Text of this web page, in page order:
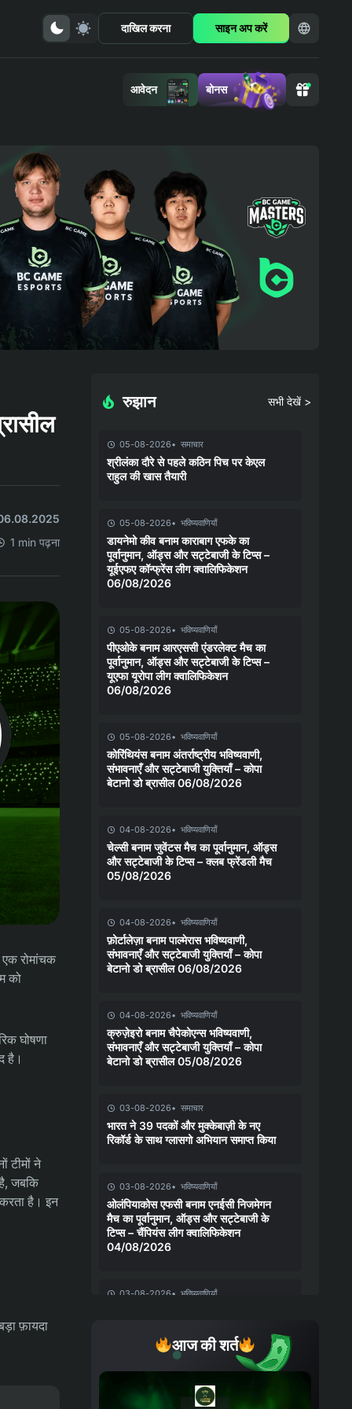
दाखिल करना साइन अप करें
आवेदन बोनस
06.08.2025
1 min पढ़ना
एक रोमांचक
को
घोषणा
है।
टीमों ने
जबकि
है। इन
फ़ायदा
रुझान सभी देखें >
05-08-2026 समाचार
श्रीलंका दौरे से पहले कठिन पिच पर केएल
राहुल की खास तैयारी
05-08-2026 भविष्यवाणियाँ
डायनेमो कीव बनाम काराबाग एफके का
पूर्वानुमान, ऑड्स और सट्टेबाजी के टिप्स –
यूईएफए कॉन्फ्रेंस लीग क्वालिफिकेशन
06/08/2026
05-08-2026 भविष्यवाणियाँ
पीएओके बनाम आरएससी एंडरलेक्ट मैच का
पूर्वानुमान, ऑड्स और सट्टेबाजी के टिप्स –
यूएफा यूरोपा लीग क्वालिफिकेशन
06/08/2026
05-08-2026 भविष्यवाणियाँ
कोरिंथियंस बनाम अंतर्राष्ट्रीय भविष्यवाणी,
संभावनाएँ और सट्टेबाजी युक्तियाँ – कोपा
बेटानो डो ब्रासील 06/08/2026
04-08-2026 भविष्यवाणियाँ
चेल्सी बनाम जुवेंटस मैच का पूर्वानुमान, ऑड्स
और सट्टेबाजी के टिप्स – क्लब फ्रेंडली मैच
05/08/2026
04-08-2026 भविष्यवाणियाँ
फ़ोर्टालेज़ा बनाम पाल्मेरास भविष्यवाणी,
संभावनाएँ और सट्टेबाजी युक्तियाँ – कोपा
बेटानो डो ब्रासील 06/08/2026
04-08-2026 भविष्यवाणियाँ
क्रुज़ेइरो बनाम चैपेकोएन्स भविष्यवाणी,
संभावनाएँ और सट्टेबाजी युक्तियाँ – कोपा
बेटानो डो ब्रासील 05/08/2026
03-08-2026 समाचार
भारत ने 39 पदकों और मुक्केबाज़ी के नए
रिकॉर्ड के साथ ग्लासगो अभियान समाप्त किया
03-08-2026 भविष्यवाणियाँ
ओलंपियाकोस एफसी बनाम एनईसी निजमेगन
मैच का पूर्वानुमान, ऑड्स और सट्टेबाजी के
टिप्स – चैंपियंस लीग क्वालिफिकेशन
04/08/2026
03-08-2026 भविष्यवाणियाँ
सट्टेबाजी युक्तियाँ – चैंपियंस लीग योग्यता
04/08/2026
भविष्यवाणियाँ
आज की शर्त